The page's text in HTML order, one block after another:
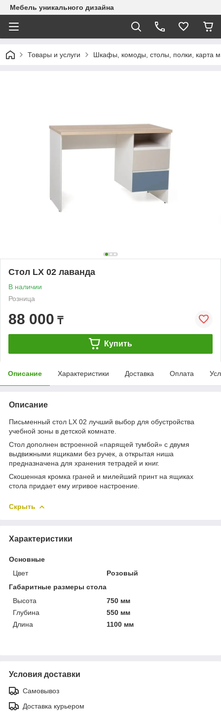
Mебель уникального дизайна
Товары и услуги Шкафы, комоды, столы, полки, карта
Стол LX 02 лаванда
В наличии
Розница
88 000 ₸
Купить
Описание Характеристики Доставка Оплата
Описание
Письменный стол LХ 02 лучший выбор для обустройства
учебной зоны в детской комнате.
Стол дополнен встроенной «парящей тумбой» с двумя
выдвижными ящиками без ручек, а открытая ниша
предназначена для хранения тетрадей и книг.
Скошенная кромка граней и милейший принт на ящиках
стола придает ему игривое настроение.
Скрыть
Характеристики
Основные
Цвет
Розовый
Габаритные размеры стола
Высота
750 мм
Глубина
550 мм
Длина
1100 мм
Условия доставки
Самовывоз
Доставка курьером